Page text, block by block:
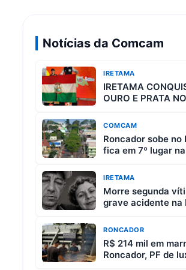
Notícias da Comcam
IRETAMA
IRETAMA
OURO E PRATA
COMCAM
Roncador sobe no
fica em 7º lugar
IRETAMA
Morre segunda
grave acidente na
RONCADOR
R$ 214 mil em
Roncador, PF de